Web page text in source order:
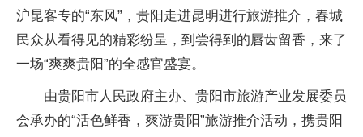
沪昆客专的“东风”，贵阳走进昆明进行旅游推介，春城
民众从看得见的精彩纷呈，到尝得到的唇齿留香，来了
一场“爽爽贵阳”的全感官盛宴。
由贵阳市人民政府主办、贵阳市旅游产业发展委员
会承办的“活色鲜香，爽游贵阳”旅游推介活动，携贵阳